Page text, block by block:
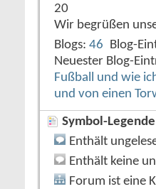
20
Wir begrüßen
Blogs 46 Blog-
Neuester Blog-
Fußball und wie
und von einen
Symbol-Legende
Enthält
Enthält keine
Forum ist eine